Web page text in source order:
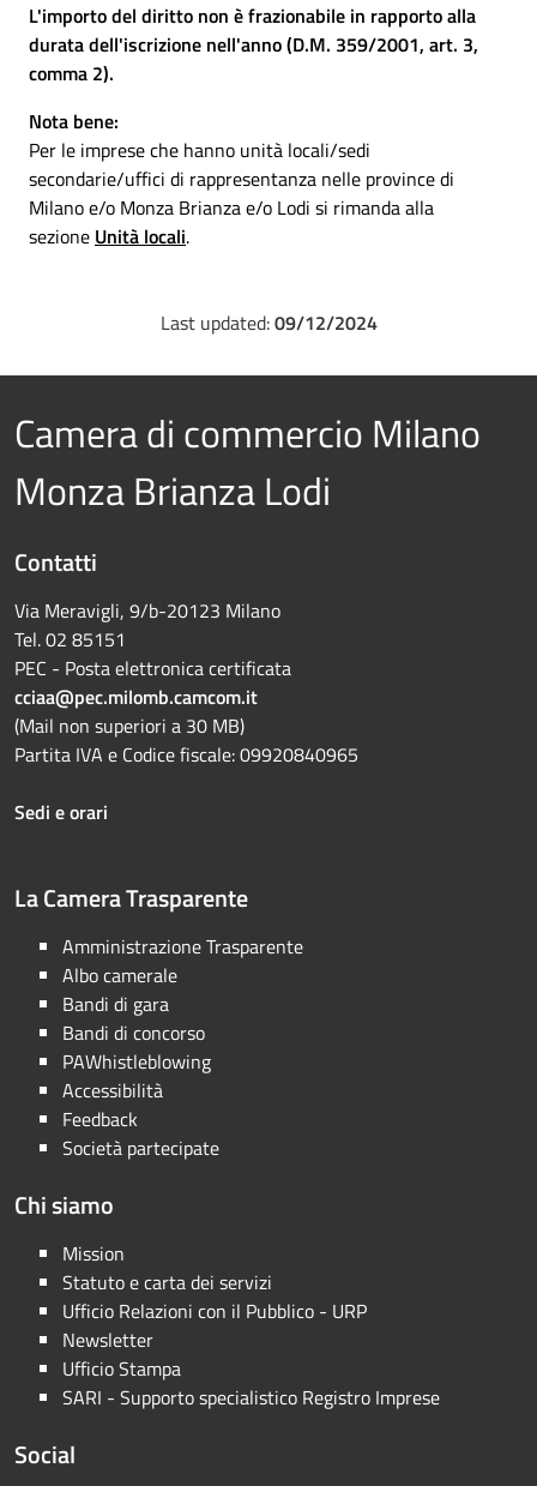
L'importo del diritto non è frazionabile in rapporto alla
durata dell'iscrizione nell'anno (D.M. 359/2001, art. 3,
comma 2).
Nota bene:
Per le imprese che hanno unità locali/sedi
secondarie/uffici di rappresentanza nelle province di
Milano e/o Monza Brianza e/o Lodi si rimanda alla
sezione Unità locali.
Last updated:09/12/2024
Camera di commercio Milano
Monza Brianza Lodi
Contatti
Via Meravigli, 9/b-20123 Milano
Tel. 02 85151
PEC - Posta elettronica certificata
cciaa@pec.milomb.camcom.it
(Mail non superiori a 30 MB)
Partita IVA e Codice fiscale: 09920840965
Sedi e orari
La Camera Trasparente
Amministrazione Trasparente
Albo camerale
Bandi di gara
Bandi di concorso
PAWhistleblowing
Accessibilità
Feedback
Società partecipate
Chi siamo
Mission
Statuto e carta dei servizi
Ufficio Relazioni con il Pubblico - URP
Newsletter
Ufficio Stampa
SARI - Supporto specialistico Registro Imprese
Social